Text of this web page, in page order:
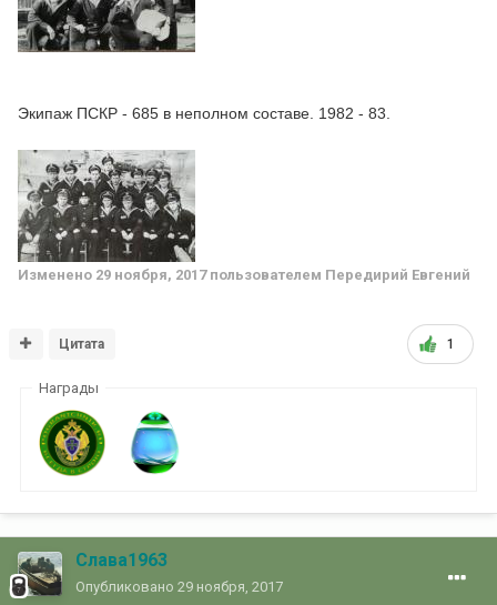
Экипаж ПСКР - 685 в неполном составе. 1982 - 83.
Изменено 29 ноября, 2017пользователем Передирий Евгений
1
Цитата
Награды
Слава1963
Опубликовано 29 ноября, 2017